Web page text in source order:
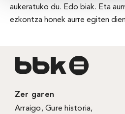
aukeratuko du. Edo biak. Eta
ezkontza honek aurre egiten
Zer garen
Arraigo,Gure historia,